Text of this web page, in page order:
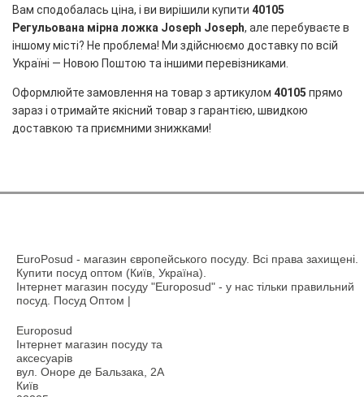
Вам сподобалась ціна, і ви вирішили купити 40105
Регульована мірна ложка Joseph Joseph, але перебуваєте в
іншому місті? Не проблема! Ми здійснюємо доставку по всій
Україні — Новою Поштою та іншими перевізниками.
Оформлюйте замовлення на товар з артикулом 40105 прямо
зараз і отримайте якісний товар з гарантією, швидкою
доставкою та приємними знижками!
EuroPosud - магазин європейського посуду. Всі права захищені.
Купити посуд оптом (Київ, Україна).
Інтернет магазин посуду "Europosud" - у нас тільки правильний
посуд. Посуд Оптом |
Europosud
Інтернет магазин посуду та
аксесуарів
вул. Оноре де Бальзака, 2А
Київ